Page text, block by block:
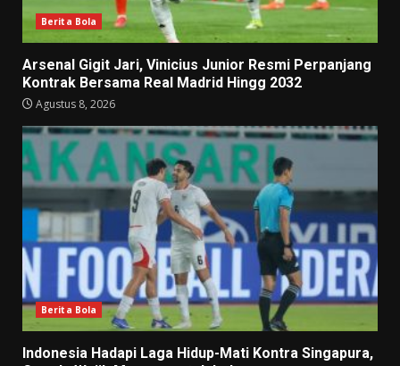
Berita Bola
Arsenal Gigit Jari, Vinicius Junior Resmi Perpanjang
Kontrak Bersama Real Madrid Hingg 2032
Agustus 8, 2026
Berita Bola
Indonesia Hadapi Laga Hidup-Mati Kontra Singapura,